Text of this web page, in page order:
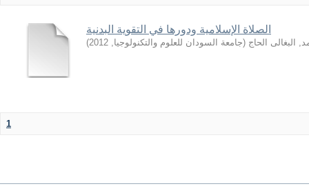
الصلاة الإسلامية ودورها في التقوية البدنية
البغالى الحاج (جامعة السودان للعلوم والتكنولوجيا,
2012
)
1